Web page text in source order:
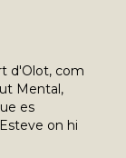
d'Olot, com
Mental,
es
on hi